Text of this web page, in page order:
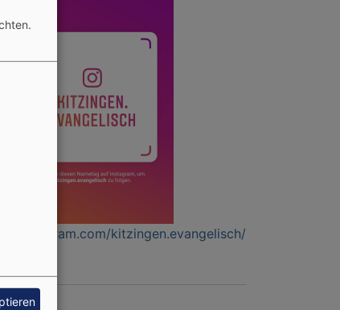
kitzingen.evangelisch/